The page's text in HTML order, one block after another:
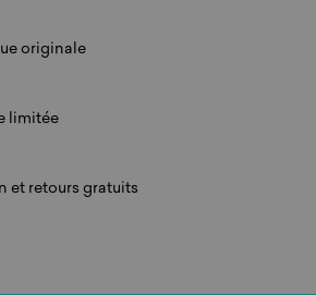
originale
limitée
et retours gratuits